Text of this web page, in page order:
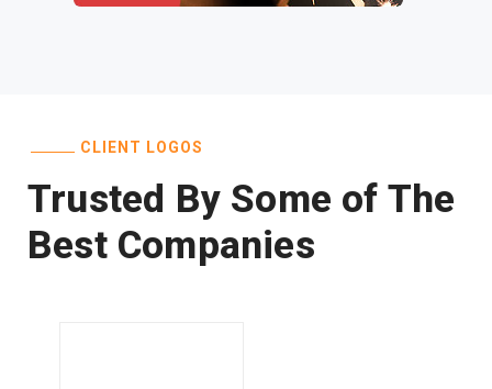
CLIENT LOGOS
Trusted By Some of The
Best Companies